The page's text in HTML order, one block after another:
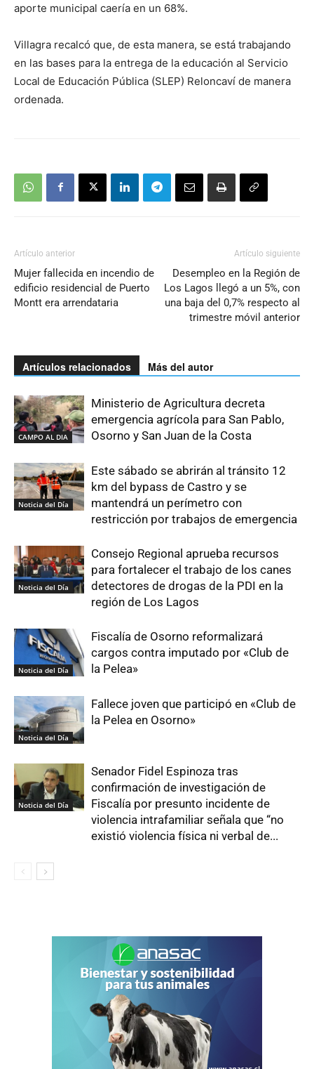
aporte municipal caería en un 68%.
Villagra recalcó que, de esta manera, se está trabajando
en las bases para la entrega de la educación al Servicio
Local de Educación Pública (SLEP) Reloncaví de manera
ordenada.
Artículo anterior
Mujer fallecida en incendio de
edificio residencial de Puerto
Montt era arrendataria
Artículo siguiente
Desempleo en la Región de
Los Lagos llegó a un 5%, con
una baja del 0,7% respecto al
trimestre móvil anterior
Artículos relacionados Más del autor
CAMPO AL DIA
Ministerio de Agricultura decreta
emergencia agrícola para San Pablo,
Osorno y San Juan de la Costa
Noticia del Día
Este sábado se abrirán al tránsito 12
km del bypass de Castro y se
mantendrá un perímetro con
restricción por trabajos de emergencia
Noticia del Día
Consejo Regional aprueba recursos
para fortalecer el trabajo de los canes
detectores de drogas de la PDI en la
región de Los Lagos
Noticia del Día
Fiscalía de Osorno reformalizará
cargos contra imputado por «Club de
la Pelea»
Noticia del Día
Fallece joven que participó en «Club de
la Pelea en Osorno»
Noticia del Día
Senador Fidel Espinoza tras
confirmación de investigación de
Fiscalía por presunto incidente de
violencia intrafamiliar señala que “no
existió violencia física ni verbal de...